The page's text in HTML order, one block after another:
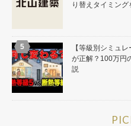
り替えタイミング
【等級別シミュ
が正解？100万円
説